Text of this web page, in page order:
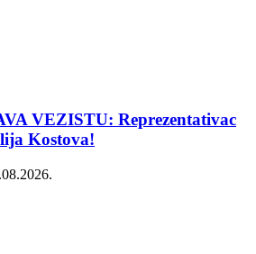
VEZISTU: Reprezentativac
Kostova!